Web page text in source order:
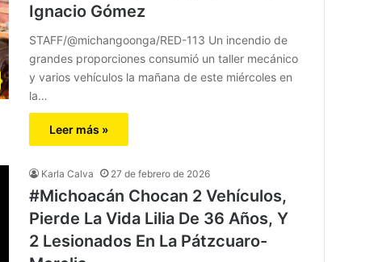
Ignacio Gómez
STAFF/@michangoonga/RED-113 Un incendio de
grandes proporciones consumió un taller mecánico
y varios vehículos la mañana de este miércoles en
la…
Leer más »
Karla Calva 27 de febrero de 2026
#Michoacán Chocan 2 Vehículos,
Pierde La Vida Lilia De 36 Años, Y
2 Lesionados En La Pátzcuaro-